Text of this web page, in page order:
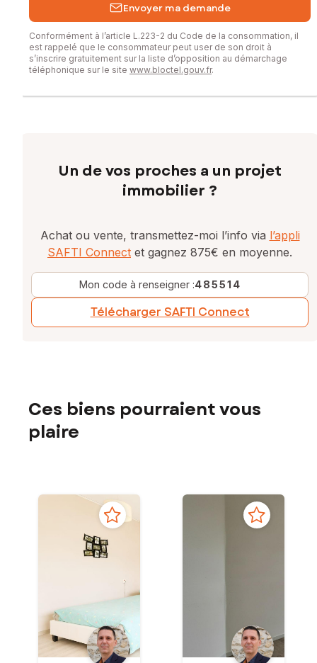
Envoyer ma demande
Conformément à l’article L.223-2 du Code de la consommation, il
est rappelé que le consommateur peut user de son droit à
s’inscrire gratuitement sur la liste d’opposition au démarchage
téléphonique sur le site www.bloctel.gouv.fr.
Un de vos proches a un projet
immobilier ?
Achat ou vente, transmettez-moi l’info via l’appli
SAFTI Connect et gagnez 875€ en moyenne.
Mon code à renseigner :485514
Télécharger SAFTI Connect
Ces biens pourraient vous
plaire